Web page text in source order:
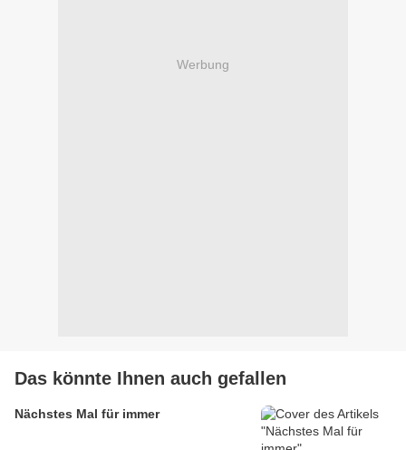
Werbung
Das könnte Ihnen auch gefallen
Nächstes Mal für immer